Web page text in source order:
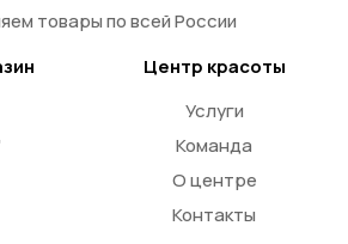
Центр красоты
Услуги
Команда
О центре
Контакты
товары по всей России